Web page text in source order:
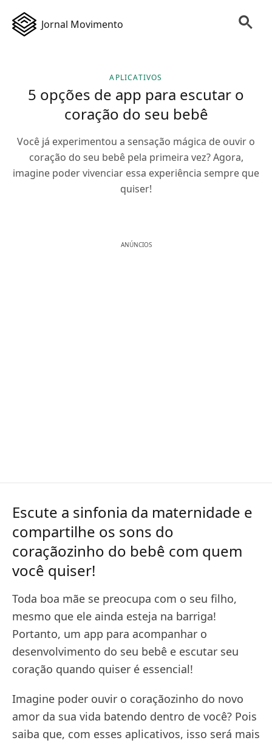
Jornal Movimento
APLICATIVOS
5 opções de app para escutar o
coração do seu bebê
Você já experimentou a sensação mágica de ouvir o
coração do seu bebê pela primeira vez? Agora,
imagine poder vivenciar essa experiência sempre que
quiser!
ANÚNCIOS
Escute a sinfonia da maternidade e
compartilhe os sons do
coraçãozinho do bebê com quem
você quiser!
Toda boa mãe se preocupa com o seu filho,
mesmo que ele ainda esteja na barriga!
Portanto, um app para acompanhar o
desenvolvimento do seu bebê e escutar seu
coração quando quiser é essencial!
Imagine poder ouvir o coraçãozinho do novo
amor da sua vida batendo dentro de você? Pois
saiba que, com esses aplicativos, isso será mais